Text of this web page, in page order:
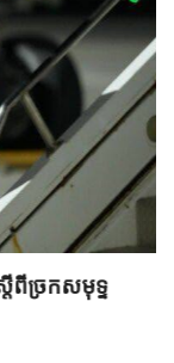
ពីច្រកសមុទ្ទ